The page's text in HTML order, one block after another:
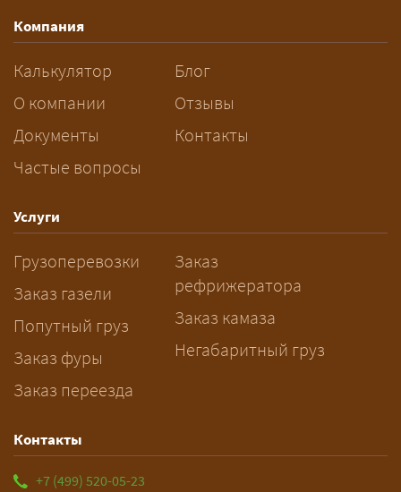
разрешений и машин
сопровождения.
За сколько дней заказывать
перевозку негабарита?
— Заранее: только оформление
рабочих дней. Оставьте заявку
заблаговременно — логист
рассчитает маршрут и запустит
подготовку документов.
Компания
Калькулятор
О компании
Документы
Частые вопросы
Блог
Отзывы
Контакты
Услуги
Грузоперевозки
Заказ газели
Попутный груз
Заказ фуры
Заказ переезда
Заказ
рефрижератора
Заказ камаза
Негабаритный груз
Контакты
+7 (499) 520-05-23